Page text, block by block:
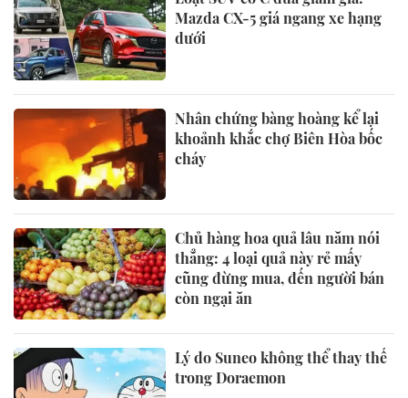
Mazda CX-5 giá ngang xe hạng
dưới
Nhân chứng bàng hoàng kể lại
khoảnh khắc chợ Biên Hòa bốc
cháy
Chủ hàng hoa quả lâu năm nói
thẳng: 4 loại quả này rẻ mấy
cũng đừng mua, đến người bán
còn ngại ăn
Lý do Suneo không thể thay thế
trong Doraemon